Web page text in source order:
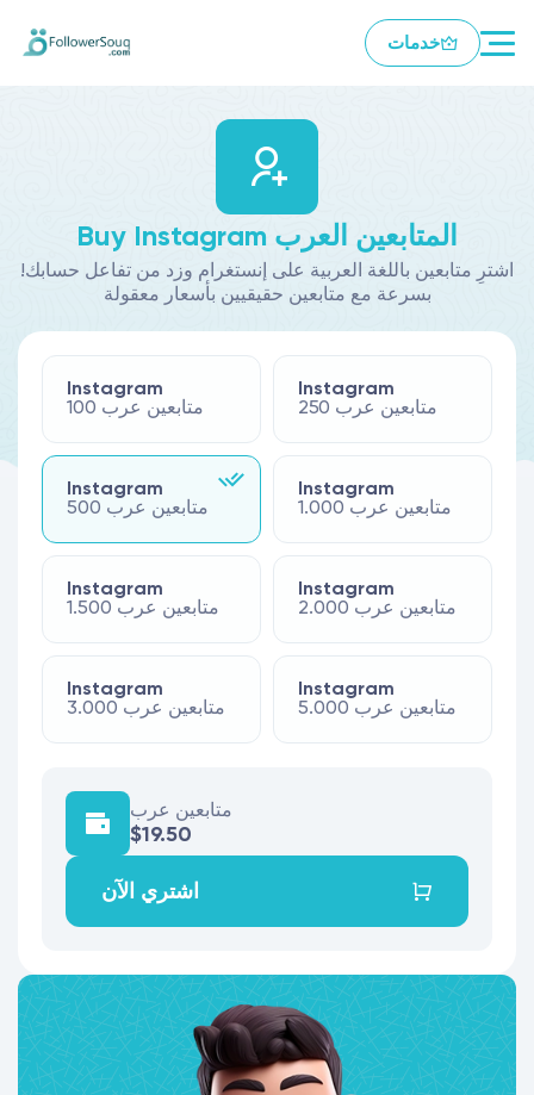
خدمات
Buy Instagram المتابعين العرب
!اشترِ متابعين باللغة العربية على إنستغرام وزد من تفاعل حسابك
بسرعة مع متابعين حقيقيين بأسعار معقولة
Instagram
متابعين عرب 100
Instagram
متابعين عرب 250
Instagram
متابعين عرب 500
Instagram
متابعين عرب 1.000
Instagram
متابعين عرب 1.500
Instagram
متابعين عرب 2.000
Instagram
متابعين عرب 3.000
Instagram
متابعين عرب 5.000
متابعين عرب
$19.50
اشتري الآن